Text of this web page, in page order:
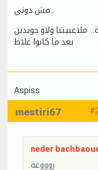
ملاعبيتنا ولاو جويدين
بعد ما كانوا غلاظ
Aspiss
mestiri67
neder
روووعة